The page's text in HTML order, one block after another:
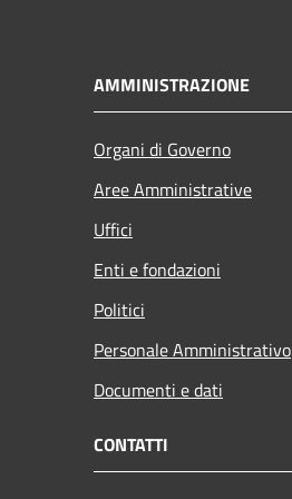
AMMINISTRAZIONE
Organi di Governo
Aree Amministrative
Uffici
Enti e fondazioni
Politici
Personale Amministrativo
Documenti e dati
CONTATTI